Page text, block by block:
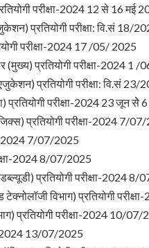
परीक्षा-2024 12 से 16 मई
प्रतियोगी परीक्षा: वि.सं 18/
परीक्षा-2024 17 /05/ 2025
प्रतियोगी परीक्षा-2024 1 /
प्रतियोगी परीक्षा: वि.सं
प्रतियोगी परीक्षा-2024 23 जून सेे
प्रतियोगी परीक्षा-2024 7/
2024 7/07/2025
2024 8/07/2025
प्रतियोगी परीक्षा-2024 8/
विभाग) प्रतियोगी
प्रतियोगी परीक्षा-2024 10/07/
2024 13/07/2025